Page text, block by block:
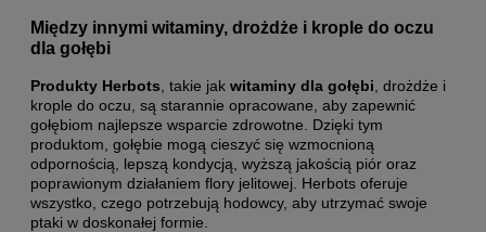
Między innymi witaminy, drożdże i krople do oczu
dla gołębi
Produkty Herbots , takie jak witaminy dla gołębi , drożdże i
krople do oczu, są starannie opracowane, aby zapewnić
gołębiom najlepsze wsparcie zdrowotne. Dzięki tym
produktom, gołębie mogą cieszyć się wzmocnioną
odpornością, lepszą kondycją, wyższą jakością piór oraz
poprawionym działaniem flory jelitowej. Herbots oferuje
wszystko, czego potrzebują hodowcy, aby utrzymać swoje
ptaki w doskonałej formie.